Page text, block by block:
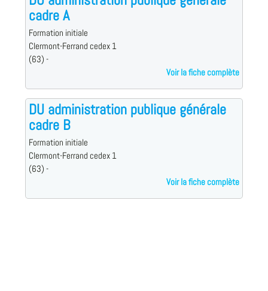
cadre A
Formation initiale
Clermont-Ferrand cedex 1
(63) -
Voir la fiche complète
DU administration publique générale
cadre B
Formation initiale
Clermont-Ferrand cedex 1
(63) -
Voir la fiche complète